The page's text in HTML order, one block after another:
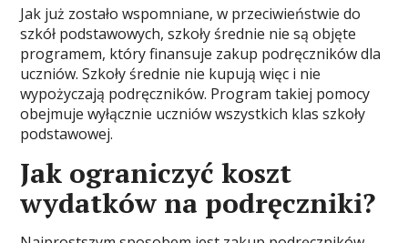
Jak już zostało wspomniane, w przeciwieństwie do
szkół podstawowych, szkoły średnie nie są objęte
programem, który finansuje zakup podręczników dla
uczniów. Szkoły średnie nie kupują więc i nie
wypożyczają podręczników. Program takiej pomocy
obejmuje wyłącznie uczniów wszystkich klas szkoły
podstawowej.
Jak ograniczyć koszt
wydatków na podręczniki?